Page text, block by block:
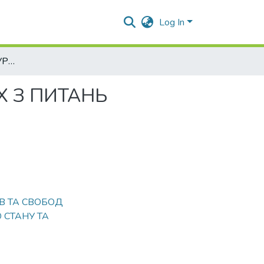
Log In
ЩОДО УЧАСТІ ПРОКУРОРА У СУДОВИХ СПРАВАХ З ПИТАНЬ ПУБЛІЧНИХ ЗАКУПІВЕЛЬ
З ПИТАНЬ
ТА СВОБОД
ТА